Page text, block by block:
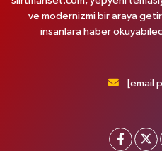
ve modernizmi bir araya
insanlara haber
[email